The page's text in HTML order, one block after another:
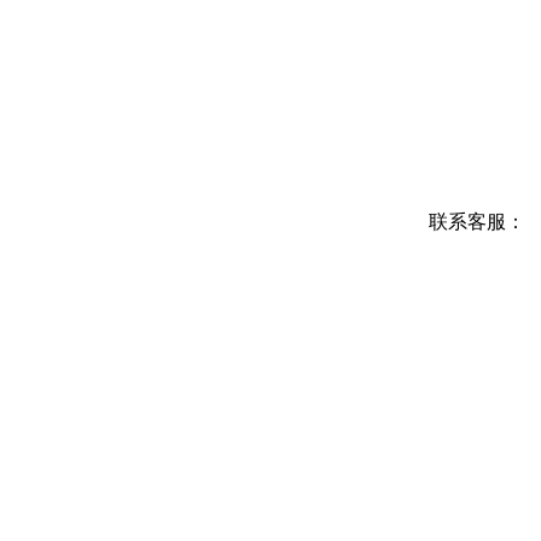
联系客服：